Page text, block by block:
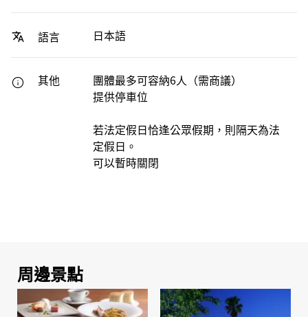
語言 日本語
其他
團體最多可容納6人（需商議）
提供停車位
若法定假日恰逢公眾假期，則隔天為法
定假日。
可以暫時關閉
周邊景點